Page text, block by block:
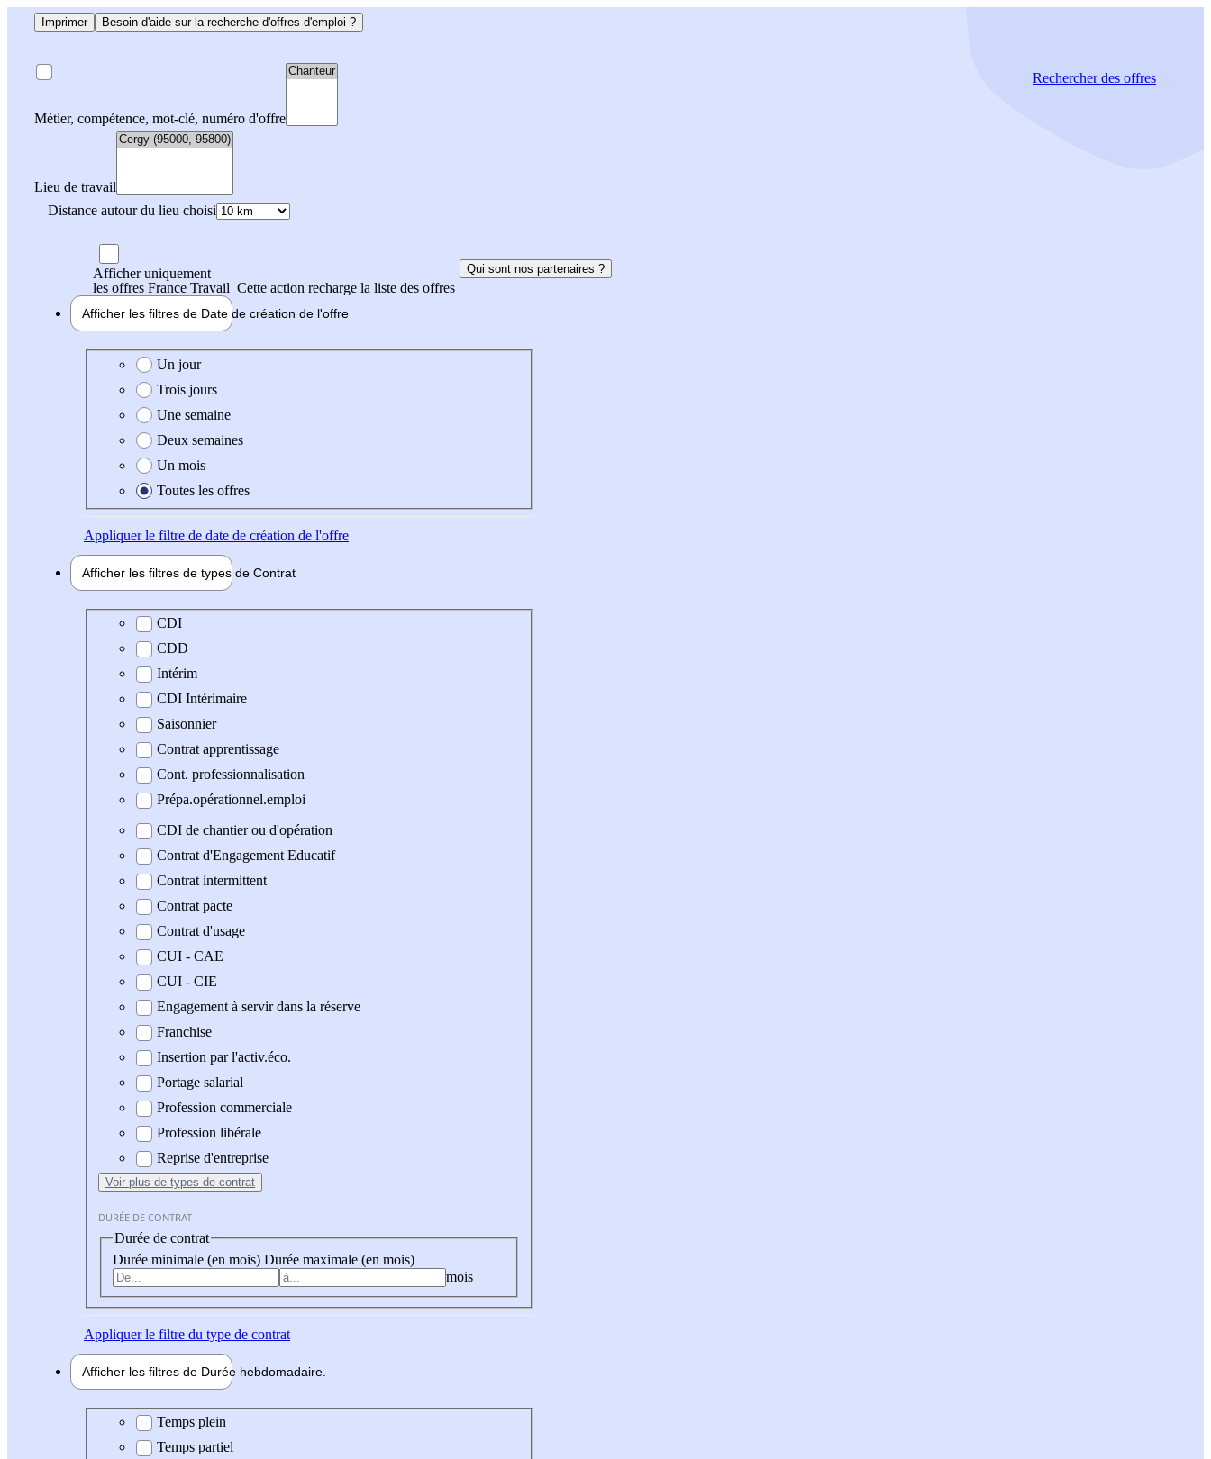
Imprimer Besoin d'aide sur la recherche d'offres d'emploi ?
Métier, compétence, mot-clé, numéro d'offre
Lieu de travail
Distance autour du lieu choisi
Rechercherdes offres
Afficher uniquement
les offres France Travail Cette action recharge la liste des offres
Qui sont nos partenaires ?
Afficher les filtres de Date de création de l'offre
Date de création de l'offre
Un jour
Trois jours
Une semaine
Deux semaines
Un mois
Toutes les offres
Appliquerle filtre de date de création de l'offre
Afficher les filtres de types de Contrat
Type de contrat
CDI
CDD
Intérim
CDI Intérimaire
Saisonnier
Contrat apprentissage
Cont. professionnalisation
Prépa.opérationnel.emploi
CDI de chantier ou d'opération
Contrat d'Engagement Educatif
Contrat intermittent
Contrat pacte
Contrat d'usage
CUI - CAE
CUI - CIE
Engagement à servir dans la réserve
Franchise
Insertion par l'activ.éco.
Portage salarial
Profession commerciale
Profession libérale
Reprise d'entreprise
Voir plus de types de contrat
DURÉE DE CONTRAT
Durée de contrat
Durée minimale (en mois) Durée maximale (en mois)
mois
Appliquerle filtre du type de contrat
Afficher les filtres de Durée hebdomadaire
Durée hebdomadaire
Temps plein
Temps partiel